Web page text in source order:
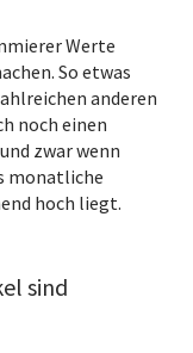
Werte
So etwas
anderen
noch einen
zwar wenn
monatliche
hoch liegt.
sind